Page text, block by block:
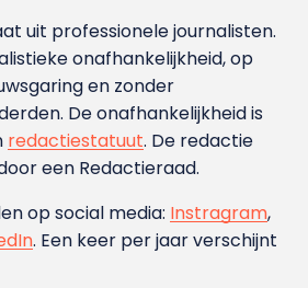
uit professionele journalisten.
onafhankelijkheid, op
en zonder
De onafhankelijkheid is
redactiestatuut. De redactie
een Redactieraad.
op social media: Instragram,
. Een keer per jaar verschijnt